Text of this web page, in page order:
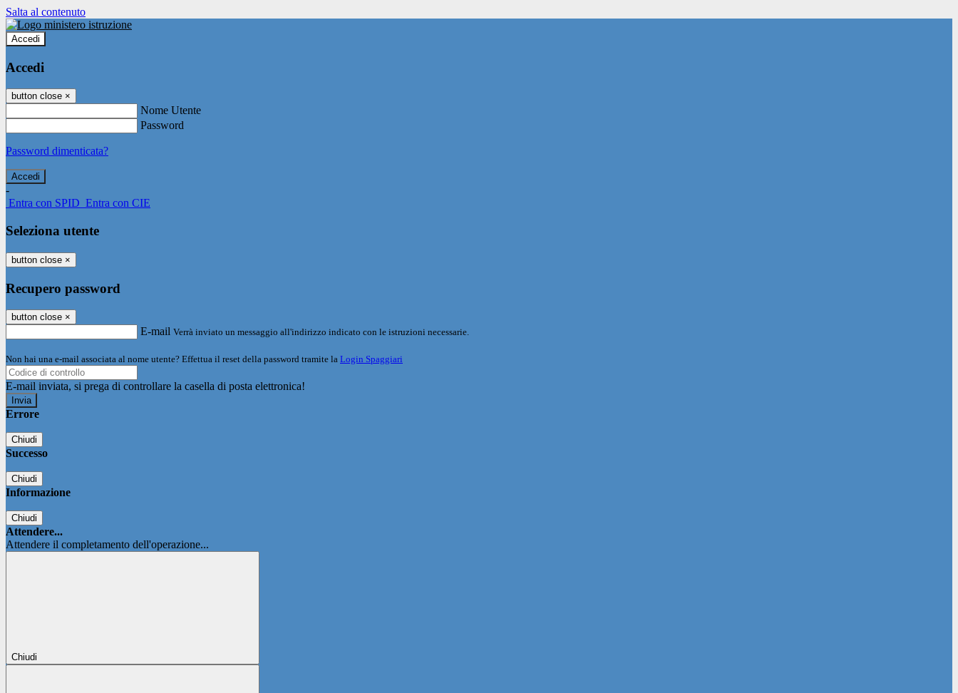
Salta al contenuto
Accedi
Accedi
button close ×
Nome Utente
Password
Password dimenticata?
-
Entra con SPID Entra con CIE
Seleziona utente
button close ×
Recupero password
button close ×
E-mail Verrà inviato un messaggio all'indirizzo indicato con le istruzioni necessarie.
Non hai una e-mail associata al nome utente? Effettua il reset della password tramite la Login Spaggiari
E-mail inviata, si prega di controllare la casella di posta elettronica!
Errore
Chiudi
Successo
Chiudi
Informazione
Chiudi
Attendere...
Attendere il completamento dell'operazione...
Chiudi